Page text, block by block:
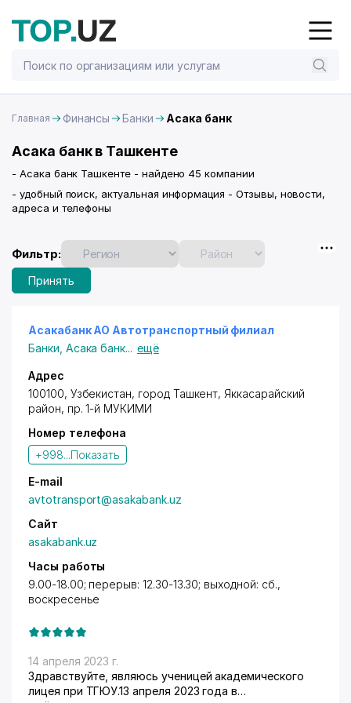
Главная Финансы Банки Асака банк
Асака банк в Ташкенте
- Асака банк Ташкенте - найдено 45 компании
- удобный поиск, актуальная информация - Отзывы, новости,
адреса и телефоны
Фильтр:
Принять
Асакабанк АО Автотранспортный филиал
Банки Асака банк... ещё
Адрес
100100, Узбекистан, город Ташкент, Яккасарайский
район, пр. 1-й МУКИМИ
Номер телефона
+998...Показать
E-mail
avtоtranspоrt@asakabank.uz
Сайт
asakabank.uz
Часы работы
9.00-18.00; перерыв: 12.30-13.30; выходной: сб.,
воскресенье
14 апреля 2023 г.
Здравствуйте, являюсь ученицей академического
лицея при ТГЮУ.13 апреля 2023 года в